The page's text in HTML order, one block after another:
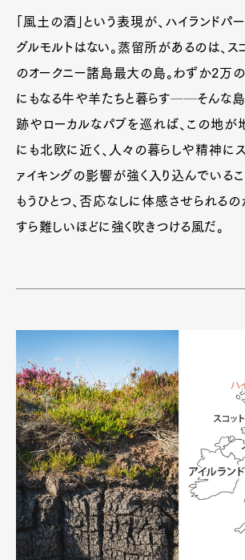
「風土の酒」という表現が、ハイランドパ
グルモルトはない。蒸留所があるのは、ス
のオークニー諸島最大の島。わずか2万
にもなる牛や羊たちと暮らす──そんな
跡やローカルなパブを巡れば、この地
にも北欧に近く、人々の暮らしや精神に
ァイキングの影響が強く入り込んでいるこ
もうひとつ、否応なしに体感させられるの
すら難しいほどに強く吹きつける風だ。